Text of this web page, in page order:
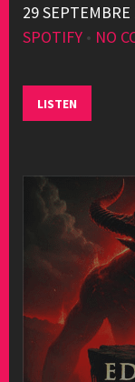
29
SPOTIFY • NO
LISTEN